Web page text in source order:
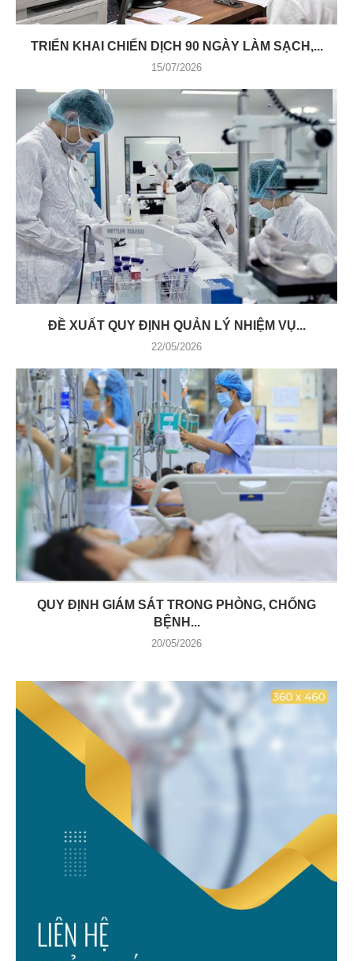
TRIỂN KHAI CHIẾN DỊCH 90 NGÀY LÀM SẠCH,...
15/07/2026
ĐỀ XUẤT QUY ĐỊNH QUẢN LÝ NHIỆM VỤ...
22/05/2026
QUY ĐỊNH GIÁM SÁT TRONG PHÒNG, CHỐNG
BỆNH...
20/05/2026